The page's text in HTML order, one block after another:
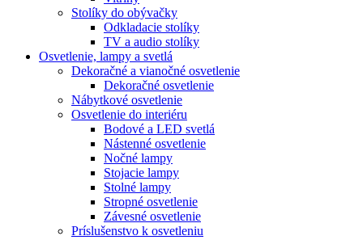
Stolíky do obývačky
Odkladacie stolíky
TV a audio stolíky
Osvetlenie, lampy a svetlá
Dekoračné a vianočné osvetlenie
Dekoračné osvetlenie
Nábytkové osvetlenie
Osvetlenie do interiéru
Bodové a LED svetlá
Nástenné osvetlenie
Nočné lampy
Stojacie lampy
Stolné lampy
Stropné osvetlenie
Závesné osvetlenie
Príslušenstvo k osvetleniu